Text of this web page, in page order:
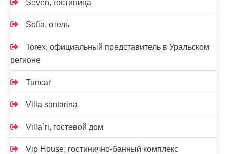
Seven, гостиница
Sofia, отель
Torex, официальный представитель в Уральском
регионе
Tuncar
Villa santarina
Villa`ri, гостевой дом
Vip House, гостинично-банный комплекс